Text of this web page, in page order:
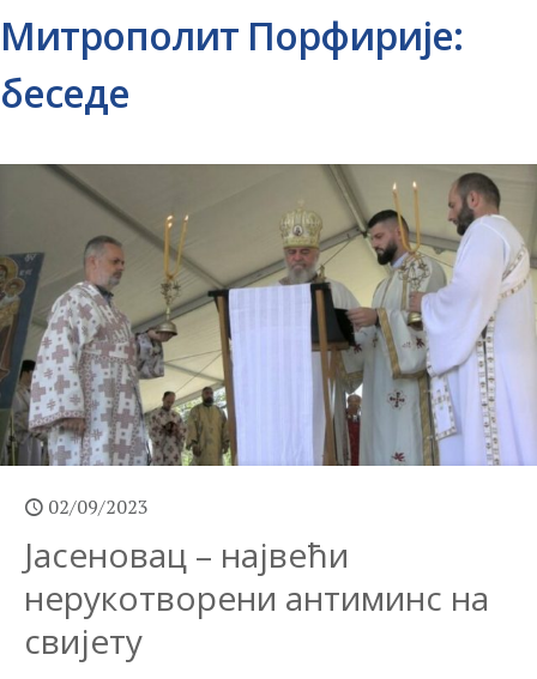
Митрополит Порфирије:
беседе
02/09/2023
Јасеновац – највећи
нерукотворени антиминс на
свијету